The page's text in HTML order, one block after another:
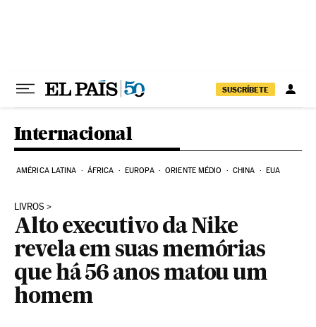
SUSCRÍBETE
Internacional
AMÉRICA LATINA ÁFRICA EUROPA ORIENTE MÉDIO CHINA EUA
LIVROS
Alto executivo da Nike
revela em suas memórias
que há 56 anos matou um
homem